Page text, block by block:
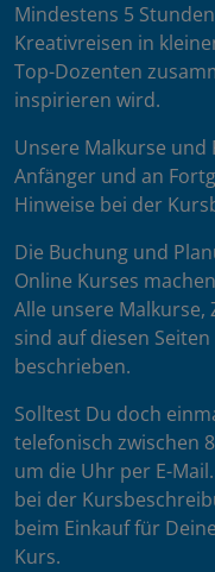
Mindestens 5
Kreativreisen in
Top-Dozenten
inspirieren wird.
Unsere Malkurse
Anfänger und an
Hinweise bei der
Die Buchung und
Online Kurses
Alle unsere
sind auf diesen
beschrieben.
Solltest Du doch
telefonisch zwischen
um die Uhr per E-
bei der
beim Einkauf für
Kurs.